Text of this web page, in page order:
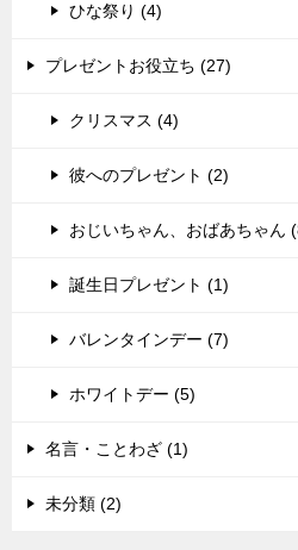
ひな祭り (4)
プレゼントお役立ち (27)
クリスマス (4)
彼へのプレゼント (2)
おじいちゃん、おばあちゃん
誕生日プレゼント (1)
バレンタインデー (7)
ホワイトデー (5)
名言・ことわざ (1)
未分類 (2)